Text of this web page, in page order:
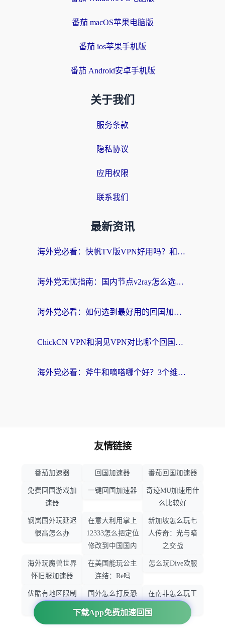
番茄 macOS苹果电脑版
番茄 ios苹果手机版
番茄 Android安卓手机版
关于我们
服务条款
隐私协议
应用权限
联系我们
最新资讯
海外党必看：快帆TV版VPN好用吗？和快游VPN对比哪个回国效果更好？附实用避坑指南
海外党无忧指南：国内节点v2ray怎么选？一键回国VPN+多场景实测帮你避坑
海外党必看：如何选到最好用的回国加速器？从节点到售后的全维度指南
ChickCN VPN和洞见VPN对比哪个回国效果更好？海外党亲测3款加速器+避坑指南
海外党必看：斧牛和嘀嗒哪个好？3个维度教你选对回国加速器
下载App免费加速回国
友情链接
番茄加速器 回国加速器 番茄回国加速器
免费回国游戏加
速器
一键回国加速器
奇迹MU加速用什
么比较好
钢岚国外玩延迟
很高怎么办
在意大利用掌上
12333怎么把定位
修改到中国国内
新加坡怎么玩七
人传奇：光与暗
之交战
海外玩魔兽世界
怀旧服加速器
在美国能玩公主
连结：Re吗
怎么玩Dive欧服
优酷有地区限制
国外怎么打反恐
精英：全球攻势
在南非怎么玩王